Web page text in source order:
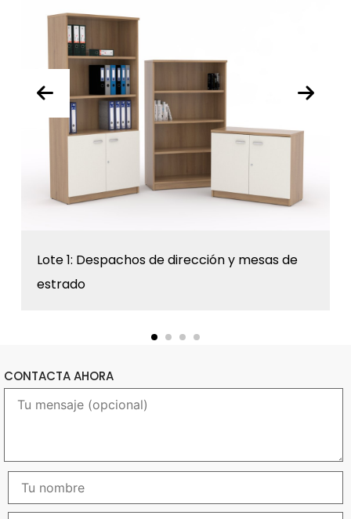
Lote 1: Despachos de dirección y mesas de
estrado
CONTACTA AHORA